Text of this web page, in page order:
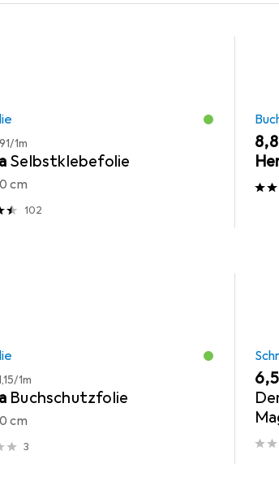
/1m
Selbstklebefolie
cm
102
/1m
Buchschutzfolie
cm
3